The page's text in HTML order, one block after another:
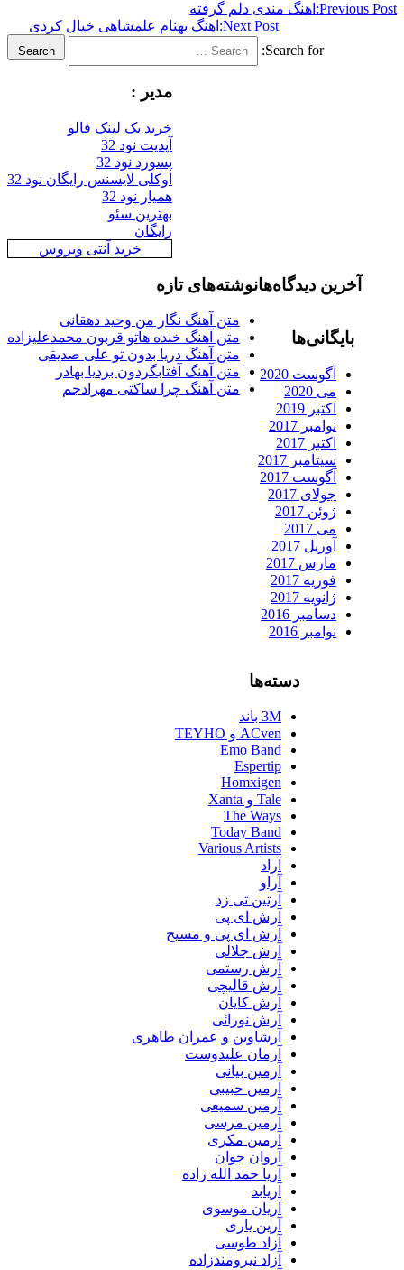
اهنگ مندی دلم گرفته
Next Post: اهنگ بهنام علمشاهی خیال کردی
Search for:
خرید بک لینک فالو
پسورد نود 32
اوکلی لایسنس رایگان نود 32
همیار نود 32
بهترین سئو
خرید آنتی ویروس
نوشته‌های تازه
متن آهنگ نگار من وحید دهقانی
متن آهنگ خنده هاتو قربون محمدعلیزاده
متن آهنگ دریا بدون تو علی صدیقی
متن آهنگ آفتابگردون بردیا بهادر
متن آهنگ چرا ساکتی مهرادجم
دیدگاه‌ها
آگوست 2020
سپتامبر 2017
آگوست 2017
مارس 2017
دسامبر 2016
ACven و TEYHO
Emo Band
Espertip
Homxigen
The Ways
Today Band
Various Artists
آرتین تی زد
آرش ای پی
آرش ای پی و مسیح
آرش جلالی
آرش رستمی
آرش قالیچی
آرش کایان
آرش نورائی
آرشاوین و عمران طاهری
آرمان علیدوست
آرمین بیانی
آرمین حبیبی
آرمین سمیعی
آرمین مرسی
آرمین مکری
آروان جوان
آریا حمد الله زاده
آریان موسوی
آرین یاری
آزاد طوسی
آزاد نیرومندزاده